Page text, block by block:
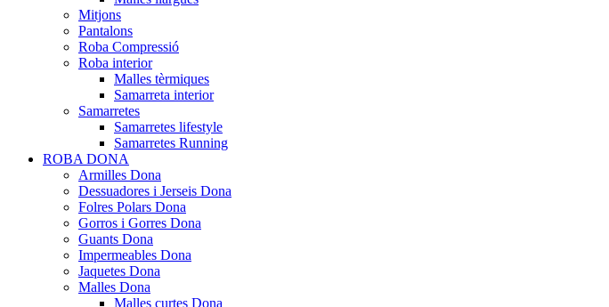
Mitjons
Pantalons
Roba Compressió
Roba interior
Malles tèrmiques
Samarreta interior
Samarretes
Samarretes lifestyle
Samarretes Running
ROBA DONA
Armilles Dona
Dessuadores i Jerseis Dona
Folres Polars Dona
Gorros i Gorres Dona
Guants Dona
Impermeables Dona
Jaquetes Dona
Malles Dona
Malles curtes Dona